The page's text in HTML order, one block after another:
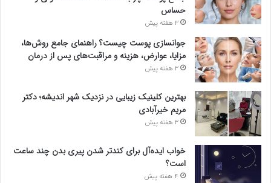
حساس
3 هفته پیش
جوانسازی پوست چیست؟ راهنمای جامع روش‌ها،
مزایا، عوارض، هزینه و مراقبت‌های پس از درمان
3 هفته پیش
بهترین کلینیک زیبایی در نزدیک شهر اندیشه؛ دکتر
مریم خیرآبادی
3 هفته پیش
خواب ایده‌آل برای کندتر شدن پیری بدن چند ساعت
است؟
4 هفته پیش